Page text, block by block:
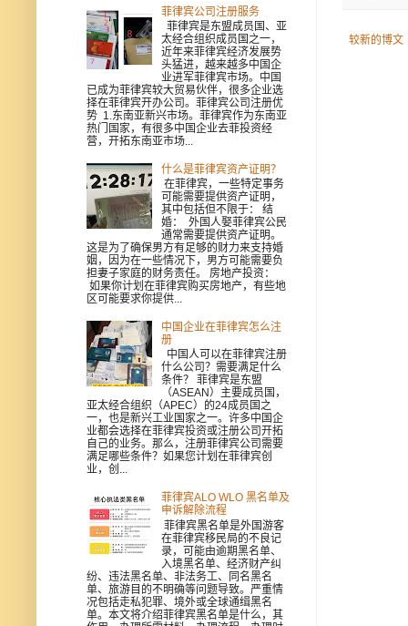
较新的博文
菲律宾公司注册服务
菲律宾是东盟成员国、亚
太经合组织成员国之一，
近年来菲律宾经济发展势
头猛进，越来越多中国企
业进军菲律宾市场。中国
已成为菲律宾较大贸易伙伴，很多企业选
择在菲律宾开办公司。菲律宾公司注册优
势 1.东南亚新兴市场。菲律宾作为东南亚
热门国家，有很多中国企业去菲投资经
营，开拓东南亚市场...
什么是菲律宾资产证明？
在菲律宾，一些特定事务
可能需要提供资产证明，
其中包括但不限于： 结
婚： 外国人娶菲律宾公民
通常需要提供资产证明。
这是为了确保男方有足够的财力来支持婚
姻，因为在一些情况下，男方可能需要负
担妻子家庭的财务责任。 房地产投资：
如果你计划在菲律宾购买房地产，有些地
区可能要求你提供...
中国企业在菲律宾怎么注
册
中国人可以在菲律宾注册
什么公司？需要满足什么
条件？ 菲律宾是东盟
（ASEAN）主要成员国，
亚太经合组织（APEC）的24成员国之
一，也是新兴工业国家之一。许多中国企
业都会选择在菲律宾投资或注册公司开拓
自己的业务。那么，注册菲律宾公司需要
满足哪些条件？如果您计划在菲律宾创
业，创...
菲律宾ALO WLO 黑名单及
申诉解除流程
菲律宾黑名单是外国游客
在菲律宾移民局的不良记
录，可能由逾期黑名单、
入境黑名单、经济财产纠
纷、违法黑名单、非法务工、同名黑名
单、旅游目的不明确等问题导致。严重情
况包括走私犯罪、境外或全球通缉黑名
单。本文将介绍菲律宾黑名单是什么，其